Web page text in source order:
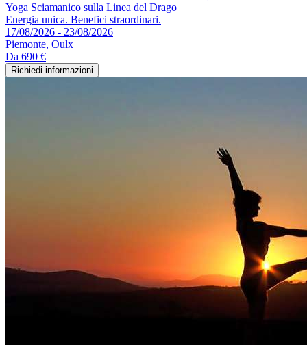
Yoga Sciamanico sulla Linea del Drago
Energia unica. Benefici straordinari.
17/08/2026 - 23/08/2026
Piemonte, Oulx
Da 690 €
Richiedi informazioni